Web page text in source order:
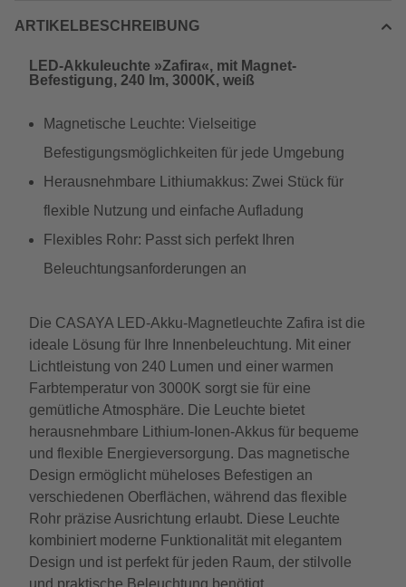
ARTIKELBESCHREIBUNG
LED-Akkuleuchte »Zafira«, mit Magnet-
Befestigung, 240 lm, 3000K, weiß
Magnetische Leuchte: Vielseitige
Befestigungsmöglichkeiten für jede Umgebung
Herausnehmbare Lithiumakkus: Zwei Stück für
flexible Nutzung und einfache Aufladung
Flexibles Rohr: Passt sich perfekt Ihren
Beleuchtungsanforderungen an
Die CASAYA LED-Akku-Magnetleuchte Zafira ist die
ideale Lösung für Ihre Innenbeleuchtung. Mit einer
Lichtleistung von 240 Lumen und einer warmen
Farbtemperatur von 3000K sorgt sie für eine
gemütliche Atmosphäre. Die Leuchte bietet
herausnehmbare Lithium-Ionen-Akkus für bequeme
und flexible Energieversorgung. Das magnetische
Design ermöglicht müheloses Befestigen an
verschiedenen Oberflächen, während das flexible
Rohr präzise Ausrichtung erlaubt. Diese Leuchte
kombiniert moderne Funktionalität mit elegantem
Design und ist perfekt für jeden Raum, der stilvolle
und praktische Beleuchtung benötigt.